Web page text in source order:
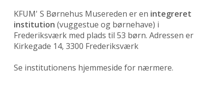
KFUM' S Børnehus Musereden er en integreret
institution (vuggestue og børnehave) i
Frederiksværk med plads til 53 børn. Adressen er
Kirkegade 14, 3300 Frederiksværk
Se institutionens hjemmeside for nærmere.